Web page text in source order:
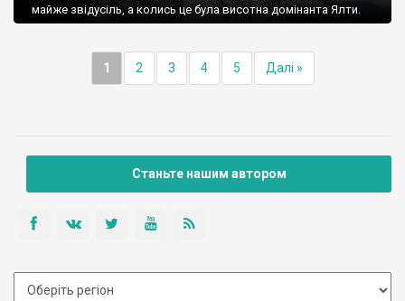
майже звідусіль, а колись це була висотна домінанта Ялти.
1 2 3 4 5 Далі »
Станьте нашим автором